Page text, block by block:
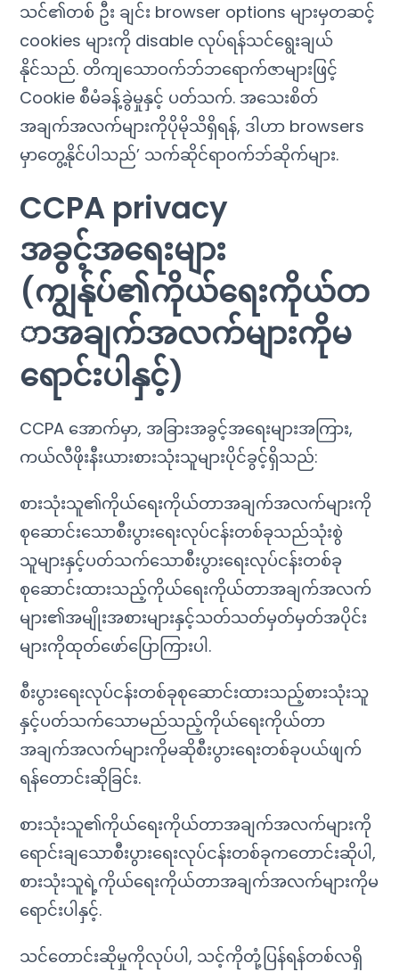
သင်၏တစ် ဦး ချင်း browser options များမှတဆင့်
cookies များကို disable လုပ်ရန်သင်ရွေးချယ်
နိုင်သည်. တိကျသောဝက်ဘ်ဘရောက်ဇာများဖြင့်
Cookie စီမံခန့်ခွဲမှုနှင့် ပတ်သက်. အသေးစိတ်
အချက်အလက်များကိုပိုမိုသိရှိရန်, ဒါဟာ browsers
မှာတွေ့နိုင်ပါသည်’ သက်ဆိုင်ရာဝက်ဘ်ဆိုက်များ.
CCPA privacy
အခွင့်အရေးများ
(ကျွန်ုပ်၏ကိုယ်ရေးကိုယ်တ
ာအချက်အလက်များကိုမ
ရောင်းပါနှင့်)
CCPA အောက်မှာ, အခြားအခွင့်အရေးများအကြား,
ကယ်လီဖိုးနီးယားစားသုံးသူများပိုင်ခွင့်ရှိသည်:
စားသုံးသူ၏ကိုယ်ရေးကိုယ်တာအချက်အလက်များကို
စုဆောင်းသောစီးပွားရေးလုပ်ငန်းတစ်ခုသည်သုံးစွဲ
သူများနှင့်ပတ်သက်သောစီးပွားရေးလုပ်ငန်းတစ်ခု
စုဆောင်းထားသည့်ကိုယ်ရေးကိုယ်တာအချက်အလက်
များ၏အမျိုးအစားများနှင့်သတ်သတ်မှတ်မှတ်အပိုင်း
များကိုထုတ်ဖော်ပြောကြားပါ.
စီးပွားရေးလုပ်ငန်းတစ်ခုစုဆောင်းထားသည့်စားသုံးသူ
နှင့်ပတ်သက်သောမည်သည့်ကိုယ်ရေးကိုယ်တာ
အချက်အလက်များကိုမဆိုစီးပွားရေးတစ်ခုပယ်ဖျက်
ရန်တောင်းဆိုခြင်း.
စားသုံးသူ၏ကိုယ်ရေးကိုယ်တာအချက်အလက်များကို
ရောင်းချသောစီးပွားရေးလုပ်ငန်းတစ်ခုကတောင်းဆိုပါ,
စားသုံးသူရဲ့ကိုယ်ရေးကိုယ်တာအချက်အလက်များကိုမ
ရောင်းပါနှင့်.
သင်တောင်းဆိုမှုကိုလုပ်ပါ, သင့်ကိုတုံ့ပြန်ရန်တစ်လရှိ